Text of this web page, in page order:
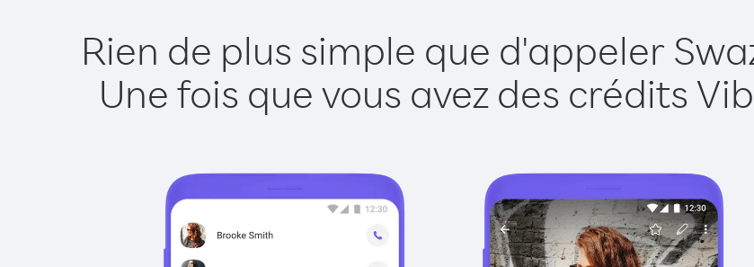
Rien de plus simple que d'appeler
Une fois que vous avez des crédits